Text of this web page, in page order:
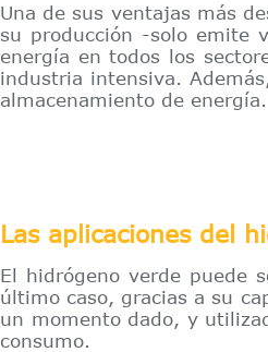
Una de sus ventajas más
su producción -solo emite
energía en todos los
industria intensiva.
almacenamiento de energía.
Las aplicaciones del
El hidrógeno verde puede
último caso, gracias a su
un momento dado, y
consumo.